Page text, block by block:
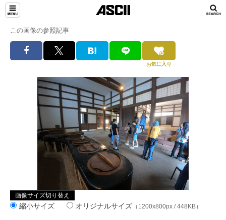
この画像の参照記事
お気に入り
画像サイズ切り替え
縮小サイズ オリジナルサイズ （1200x800px / 448KB）